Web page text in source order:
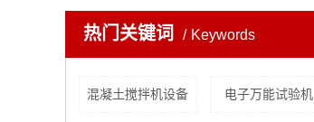
热门关键词 Keywords
混凝土搅拌机设备 电子万能试验机